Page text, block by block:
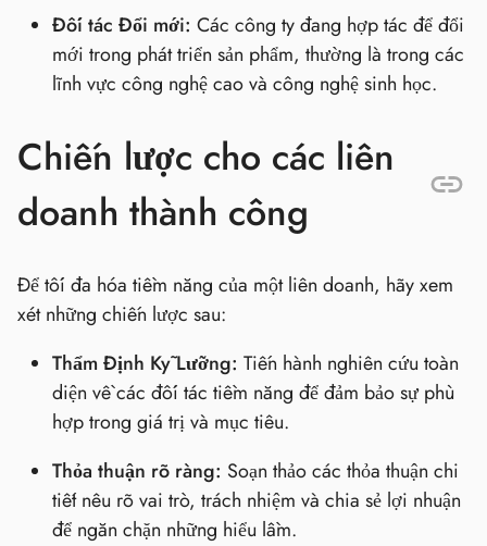
Đối tác Đổi mới: Các công ty đang hợp tác để đổi
mới trong phát triển sản phẩm, thường là trong các
lĩnh vực công nghệ cao và công nghệ sinh học.
Chiến lược cho các liên
doanh thành công
Để tối đa hóa tiềm năng của một liên doanh, hãy xem
xét những chiến lược sau:
Thẩm Định Kỹ Lưỡng: Tiến hành nghiên cứu toàn
diện về các đối tác tiềm năng để đảm bảo sự phù
hợp trong giá trị và mục tiêu.
Thỏa thuận rõ ràng: Soạn thảo các thỏa thuận chi
tiết nêu rõ vai trò, trách nhiệm và chia sẻ lợi nhuận
để ngăn chặn những hiểu lầm.